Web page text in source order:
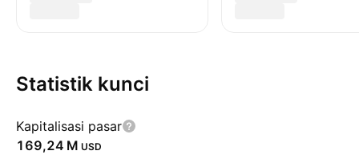
Statistik kunci
Kapitalisasi pasar
‪169,24 M‬ USD